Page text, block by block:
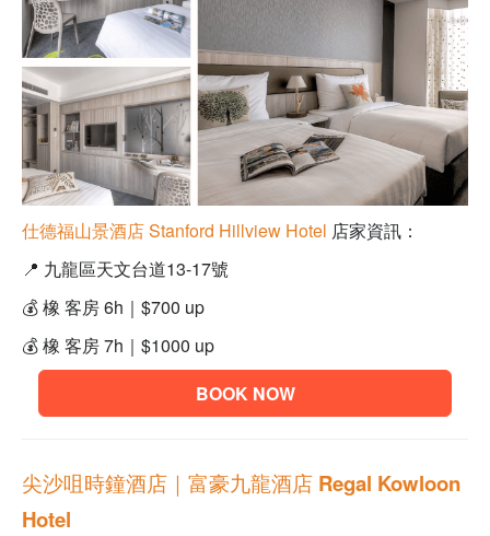
仕德福山景酒店 Stanford Hillview Hotel 店家資訊：
📍 九龍區天文台道13-17號
💰橡 客房 6h｜ $700 up
💰 橡 客房 7h｜ $1000 up
BOOK NOW
尖沙咀時鐘酒店｜富豪九龍酒店 Regal Kowloon
Hotel